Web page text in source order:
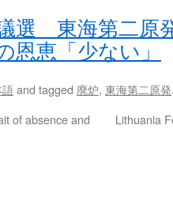
選 東海第二原
恵「少ない」
and tagged 廃炉, 東海第二原発
of absence and
Lithuania